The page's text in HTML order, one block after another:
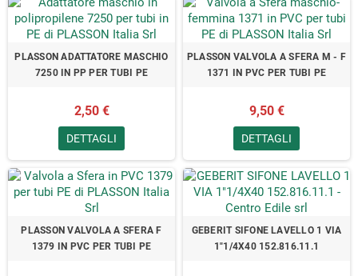
PLASSON ADATTATORE MASCHIO
7250 IN PP PER TUBI PE
2,50 €
DETTAGLI
PLASSON VALVOLA A SFERA M - F
1371 IN PVC PER TUBI PE
9,50 €
DETTAGLI
PLASSON VALVOLA A SFERA F
1379 IN PVC PER TUBI PE
GEBERIT SIFONE LAVELLO 1 VIA
1"1/4X40 152.816.11.1